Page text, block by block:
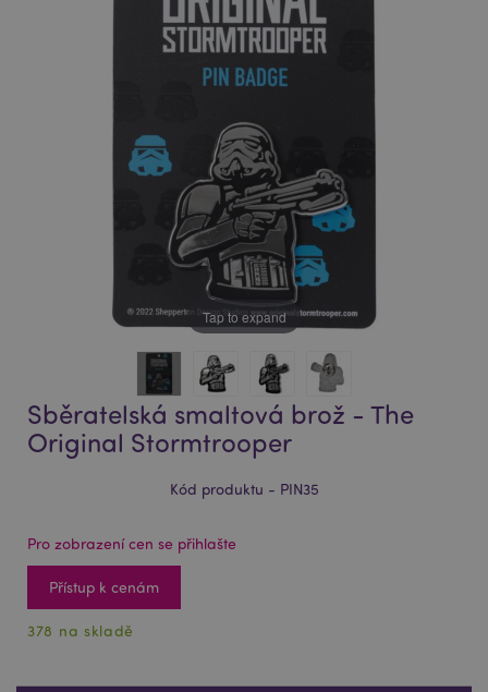
Tap to expand
Sběratelská smaltová brož - The
Original Stormtrooper
Kód produktu - PIN35
Pro zobrazení cen se přihlašte
Přístup k cenám
378 na skladě